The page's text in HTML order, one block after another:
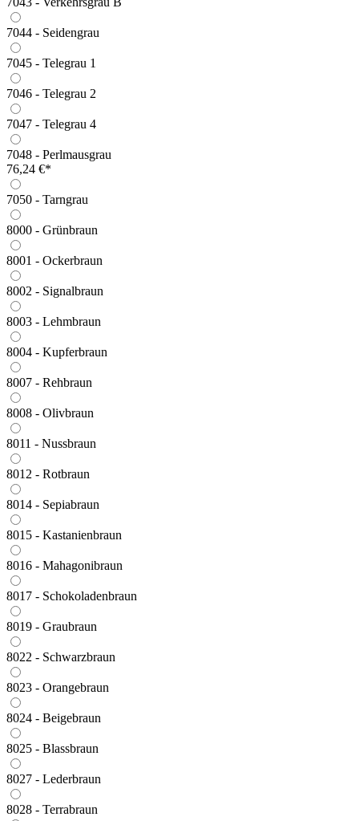
7044 - Seidengrau
7045 - Telegrau 1
7046 - Telegrau 2
7047 - Telegrau 4
7048 - Perlmausgrau
76,24 €*
7050 - Tarngrau
8000 - Grünbraun
8001 - Ockerbraun
8002 - Signalbraun
8003 - Lehmbraun
8004 - Kupferbraun
8007 - Rehbraun
8008 - Olivbraun
8011 - Nussbraun
8012 - Rotbraun
8014 - Sepiabraun
8015 - Kastanienbraun
8016 - Mahagonibraun
8017 - Schokoladenbraun
8019 - Graubraun
8022 - Schwarzbraun
8023 - Orangebraun
8024 - Beigebraun
8025 - Blassbraun
8027 - Lederbraun
8028 - Terrabraun